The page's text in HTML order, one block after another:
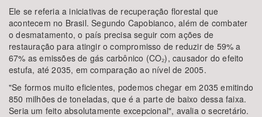
Ele se referia a iniciativas de recuperação florestal que
acontecem no Brasil. Segundo Capobianco, além de combater
o desmatamento, o país precisa seguir com ações de
restauração para atingir o compromisso de reduzir de 59% a
67% as emissões de gás carbônico (CO₂), causador do efeito
estufa, até 2035, em comparação ao nível de 2005.
"Se formos muito eficientes, podemos chegar em 2035 emitindo
850 milhões de toneladas, que é a parte de baixo dessa faixa.
Seria um feito absolutamente excepcional", avalia o secretário.